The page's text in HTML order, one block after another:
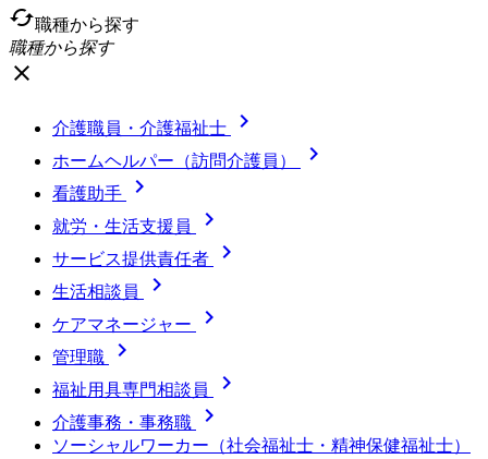
cached職種から探す
職種から探す
close
介護職員・介護福祉士 
ホームヘルパー（訪問介護員） 
看護助手 
就労・生活支援員 
サービス提供責任者 
生活相談員 
ケアマネージャー 
管理職 
福祉用具専門相談員 
介護事務・事務職 
ソーシャルワーカー（社会福祉士・精神保健福祉士）